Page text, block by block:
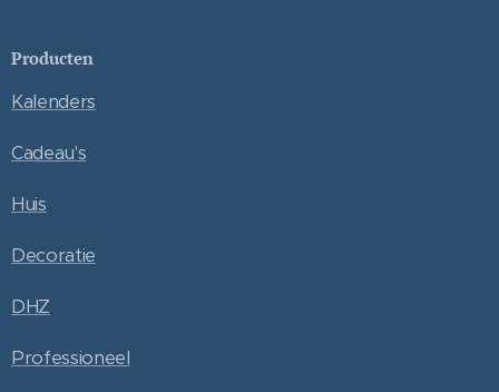
Producten
Kalenders
Cadeau's
Huis
Decoratie
DHZ
Professioneel